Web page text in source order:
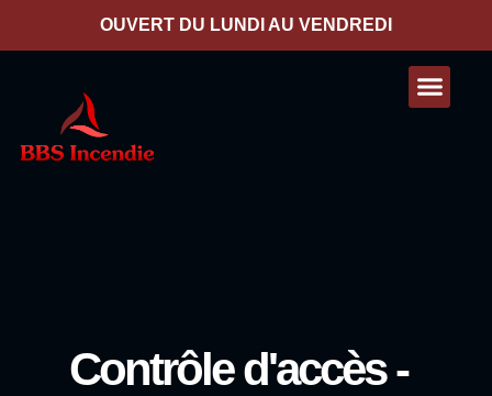
OUVERT DU LUNDI AU VENDREDI
Contrôle d'accès -